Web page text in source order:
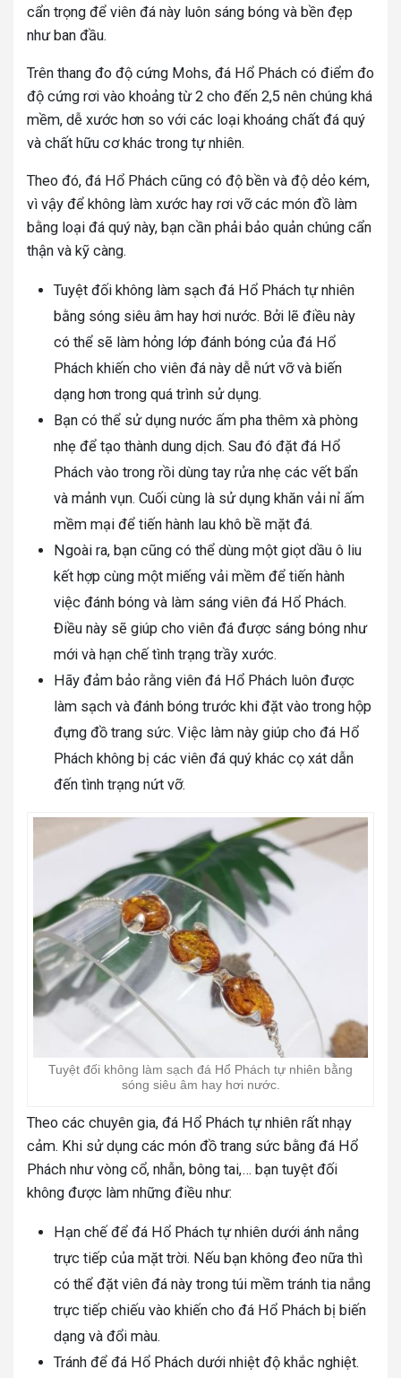
cẩn trọng để viên đá này luôn sáng bóng và bền đẹp
như ban đầu.
Trên thang đo độ cứng Mohs, đá Hổ Phách có điểm đo
độ cứng rơi vào khoảng từ 2 cho đến 2,5 nên chúng khá
mềm, dễ xước hơn so với các loại khoáng chất đá quý
và chất hữu cơ khác trong tự nhiên.
Theo đó, đá Hổ Phách cũng có độ bền và độ dẻo kém,
vì vậy để không làm xước hay rơi vỡ các món đồ làm
bằng loại đá quý này, bạn cần phải bảo quản chúng cẩn
thận và kỹ càng.
Tuyệt đối không làm sạch đá Hổ Phách tự nhiên
bằng sóng siêu âm hay hơi nước. Bởi lẽ điều này
có thể sẽ làm hỏng lớp đánh bóng của đá Hổ
Phách khiến cho viên đá này dễ nứt vỡ và biến
dạng hơn trong quá trình sử dụng.
Bạn có thể sử dụng nước ấm pha thêm xà phòng
nhẹ để tạo thành dung dịch. Sau đó đặt đá Hổ
Phách vào trong rồi dùng tay rửa nhẹ các vết bẩn
và mảnh vụn. Cuối cùng là sử dụng khăn vải nỉ ấm
mềm mại để tiến hành lau khô bề mặt đá.
Ngoài ra, bạn cũng có thể dùng một giọt dầu ô liu
kết hợp cùng một miếng vải mềm để tiến hành
việc đánh bóng và làm sáng viên đá Hổ Phách.
Điều này sẽ giúp cho viên đá được sáng bóng như
mới và hạn chế tình trạng trầy xước.
Hãy đảm bảo rằng viên đá Hổ Phách luôn được
làm sạch và đánh bóng trước khi đặt vào trong hộp
đựng đồ trang sức. Việc làm này giúp cho đá Hổ
Phách không bị các viên đá quý khác cọ xát dẫn
đến tình trạng nứt vỡ.
Tuyệt đối không làm sạch đá Hổ Phách tự nhiên bằng
sóng siêu âm hay hơi nước.
Theo các chuyên gia, đá Hổ Phách tự nhiên rất nhạy
cảm. Khi sử dụng các món đồ trang sức bằng đá Hổ
Phách như vòng cổ, nhẫn, bông tai,… bạn tuyệt đối
không được làm những điều như:
Hạn chế để đá Hổ Phách tự nhiên dưới ánh nắng
trực tiếp của mặt trời. Nếu bạn không đeo nữa thì
có thể đặt viên đá này trong túi mềm tránh tia nắng
trực tiếp chiếu vào khiến cho đá Hổ Phách bị biến
dạng và đổi màu.
Tránh để đá Hổ Phách dưới nhiệt độ khắc nghiệt.